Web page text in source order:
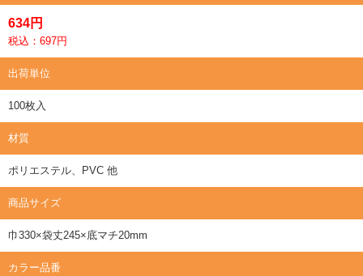
634円
税込：697円
出荷単位
100枚入
材質
ポリエステル、PVC 他
商品サイズ
巾330×袋丈245×底マチ20mm
カラー品番